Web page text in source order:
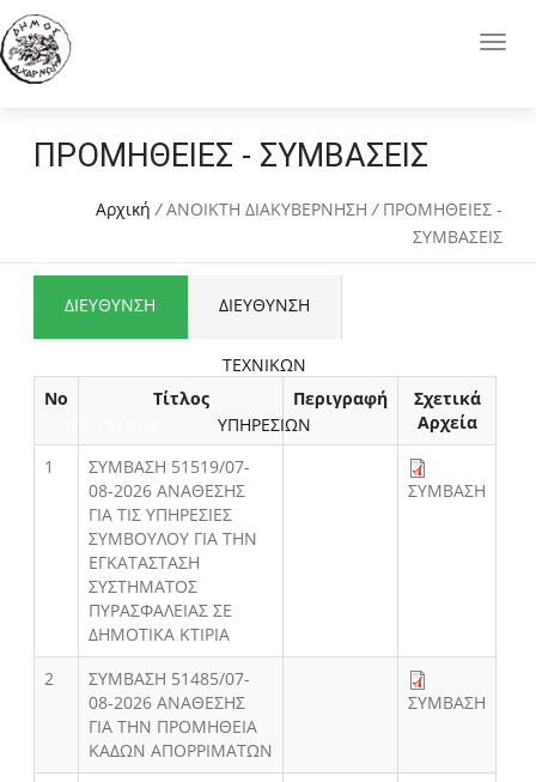
ΠΡΟΜΗΘΕΙΕΣ - ΣΥΜΒΑΣΕΙΣ
Αρχική /ΑΝΟΙΚΤΗ ΔΙΑΚΥΒΕΡΝΗΣΗ / ΠΡΟΜΗΘΕΙΕΣ -
ΣΥΜΒΑΣΕΙΣ
ΔΙΕΥΘΥΝΣΗ
ΥΠΗΡΕΣΙΩΝ
ΔΙΕΥΘΥΝΣΗ
ΤΕΧΝΙΚΩΝ
ΥΠΗΡΕΣΙΩΝ
Νο Τίτλος Περιγραφή
Σχετικά
Αρχεία
1
ΣΥΜΒΑΣΗ 51519/07-
08-2026 ΑΝΑΘΕΣΗΣ
ΓΙΑ ΤΙΣ ΥΠΗΡΕΣΙΕΣ
ΣΥΜΒΟΥΛΟΥ ΓΙΑ ΤΗΝ
ΕΓΚΑΤΑΣΤΑΣΗ
ΣΥΣΤΗΜΑΤΟΣ
ΠΥΡΑΣΦΑΛΕΙΑΣ ΣΕ
ΔΗΜΟΤΙΚΑ ΚΤΙΡΙΑ
ΣΥΜΒΑΣΗ
2
ΣΥΜΒΑΣΗ 51485/07-
08-2026 ΑΝΑΘΕΣΗΣ
ΓΙΑ ΤΗΝ ΠΡΟΜΗΘΕΙΑ
ΚΑΔΩΝ ΑΠΟΡΡΙΜΑΤΩΝ
ΣΥΜΒΑΣΗ